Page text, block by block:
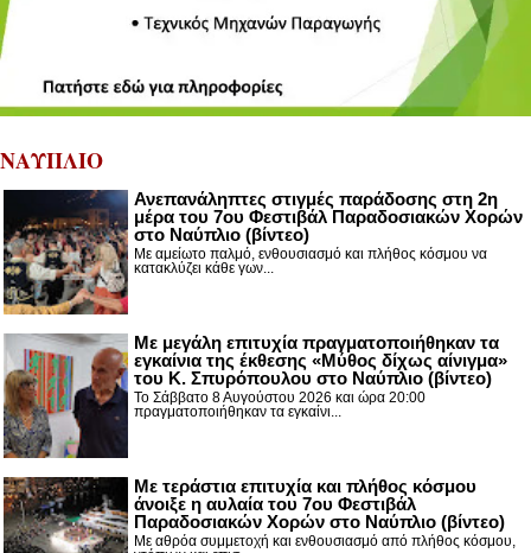
ΝΑΥΠΛΙΟ
Ανεπανάληπτες στιγμές παράδοσης στη 2η
μέρα του 7ου Φεστιβάλ Παραδοσιακών Χορών
στο Ναύπλιο (βίντεο)
Με αμείωτο παλμό, ενθουσιασμό και πλήθος κόσμου να
κατακλύζει κάθε γων...
Με μεγάλη επιτυχία πραγματοποιήθηκαν τα
εγκαίνια της έκθεσης «Μύθος δίχως αίνιγμα»
του Κ. Σπυρόπουλου στο Ναύπλιο (βίντεο)
Το Σάββατο 8 Αυγούστου 2026 και ώρα 20:00
πραγματοποιήθηκαν τα εγκαίνι...
Με τεράστια επιτυχία και πλήθος κόσμου
άνοιξε η αυλαία του 7ου Φεστιβάλ
Παραδοσιακών Χορών στο Ναύπλιο (βίντεο)
Με αθρόα συμμετοχή και ενθουσιασμό από πλήθος κόσμου,